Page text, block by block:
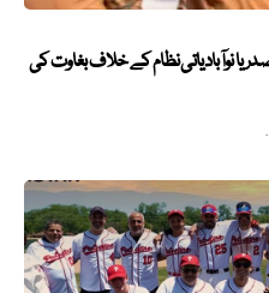
یا نوآبادیاتی نظام کے خلاف بغاوت کی